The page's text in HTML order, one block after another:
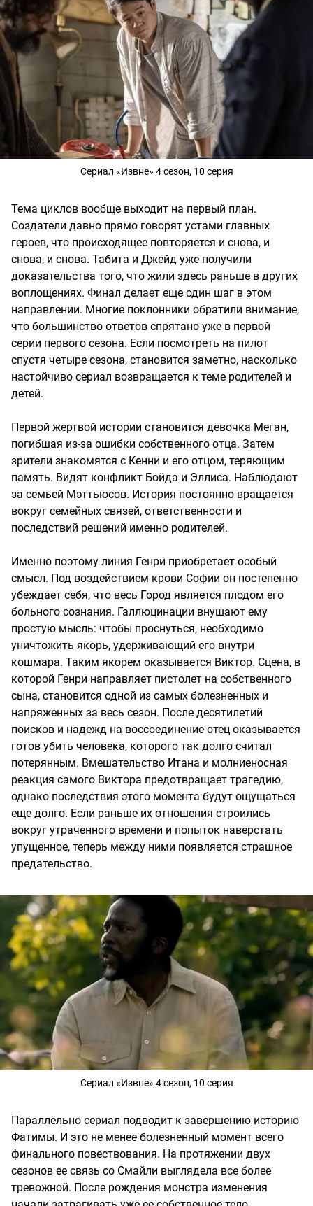
Сериал «Извне» 4 сезон, 10 серия
Тема циклов вообще выходит на первый план.
Создатели давно прямо говорят устами главных
героев, что происходящее повторяется и снова, и
снова, и снова. Табита и Джейд уже получили
доказательства того, что жили здесь раньше в других
воплощениях. Финал делает еще один шаг в этом
направлении. Многие поклонники обратили внимание,
что большинство ответов спрятано уже в первой
серии первого сезона. Если посмотреть на пилот
спустя четыре сезона, становится заметно, насколько
настойчиво сериал возвращается к теме родителей и
детей.
Первой жертвой истории становится девочка Меган,
погибшая из-за ошибки собственного отца. Затем
зрители знакомятся с Кенни и его отцом, теряющим
память. Видят конфликт Бойда и Эллиса. Наблюдают
за семьей Мэттьюсов. История постоянно вращается
вокруг семейных связей, ответственности и
последствий решений именно родителей.
Именно поэтому линия Генри приобретает особый
смысл. Под воздействием крови Софии он постепенно
убеждает себя, что весь Город является плодом его
больного сознания. Галлюцинации внушают ему
простую мысль: чтобы проснуться, необходимо
уничтожить якорь, удерживающий его внутри
кошмара. Таким якорем оказывается Виктор. Сцена, в
которой Генри направляет пистолет на собственного
сына, становится одной из самых болезненных и
напряженных за весь сезон. После десятилетий
поисков и надежд на воссоединение отец оказывается
готов убить человека, которого так долго считал
потерянным. Вмешательство Итана и молниеносная
реакция самого Виктора предотвращает трагедию,
однако последствия этого момента будут ощущаться
еще долго. Если раньше их отношения строились
вокруг утраченного времени и попыток наверстать
упущенное, теперь между ними появляется страшное
предательство.
Сериал «Извне» 4 сезон, 10 серия
Параллельно сериал подводит к завершению историю
Фатимы. И это не менее болезненный момент всего
финального повествования. На протяжении двух
сезонов ее связь со Смайли выглядела все более
тревожной. После рождения монстра изменения